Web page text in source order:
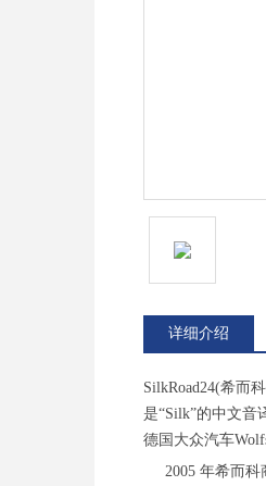
详细介绍
SilkRoad24(希而
是“Silk”的中文音
德国大众汽车
2005 年希而科